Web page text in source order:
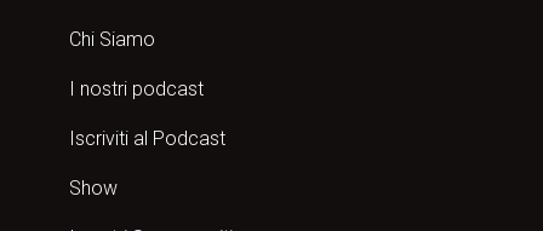
Chi Siamo
I nostri podcast
Iscriviti al Podcast
Show